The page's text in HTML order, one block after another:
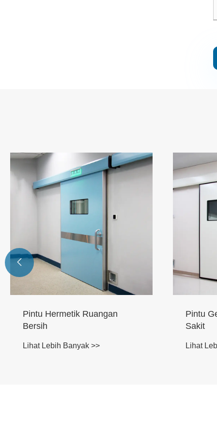
Pintu Geser Hermetik Rumah
Lihat Lebih Banyak >>
